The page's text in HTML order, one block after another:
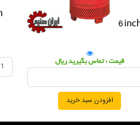
قیمت : تماس بگیرید ریال
افزودن سبد خرید